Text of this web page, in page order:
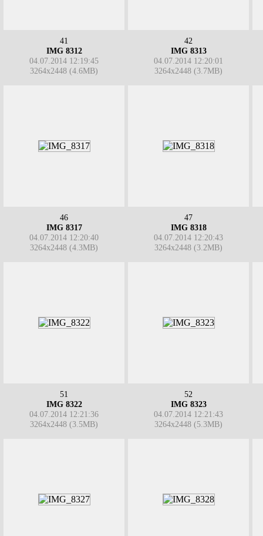
41
IMG 8312
04.07.2014 12:19:45
3264x2448 (4.6MB)
42
IMG 8313
04.07.2014 12:20:01
3264x2448 (3.7MB)
46
IMG 8317
04.07.2014 12:20:40
3264x2448 (4.3MB)
47
IMG 8318
04.07.2014 12:20:43
3264x2448 (3.2MB)
51
IMG 8322
04.07.2014 12:21:36
3264x2448 (3.5MB)
52
IMG 8323
04.07.2014 12:21:43
3264x2448 (5.3MB)